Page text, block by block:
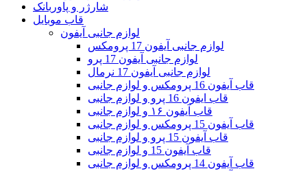
شارژر و پاوربانک
قاب موبایل
لوازم جانبی آیفون
لوازم جانبی آیفون 17 پرومکس
لوازم جانبی آیفون 17 پرو
لوازم جانبی آیفون 17 نرمال
قاب آیفون 16 پرومکس و لوازم جانبی
قاب ایفون 16 پرو و لوازم جانبی
قاب آیفون ۱۶ و لوازم جانبی
قاب آیفون 15 پرومکس و لوازم جانبی
قاب آیفون 15 پرو و لوازم جانبی
قاب آیفون 15 و لوازم جانبی
قاب آیفون 14 پرومکس و لوازم جانبی